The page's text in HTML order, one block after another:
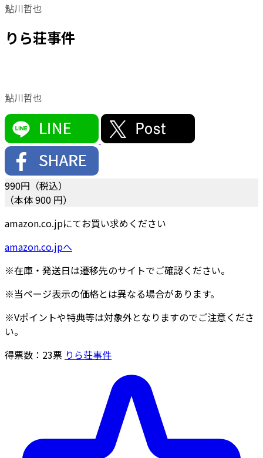
鮎川哲也
りら荘事件
鮎川哲也
990円（税込）
（本体 900 円）
amazon.co.jpにてお買い求めください
amazon.co.jpへ
※在庫・発送日は遷移先のサイトでご確認ください。
※当ページ表示の価格とは異なる場合があります。
※Vポイントや特典等は対象外となりますのでご注意くださ
い。
得票数： 23票 りら荘事件